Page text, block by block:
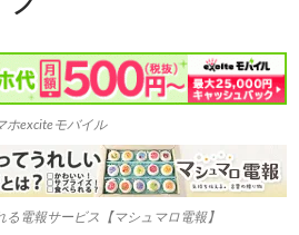
ホexciteモバイル
る電報サービス【マシュマロ電報】